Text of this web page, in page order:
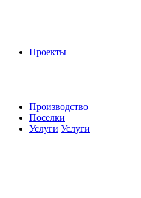
Проекты
Производство
Поселки
Услуги Услуги